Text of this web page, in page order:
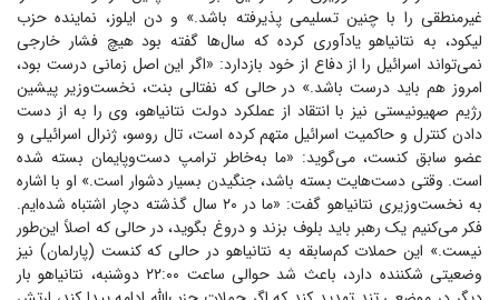
غیرمنطقی را با چنین تسلیمی پذیرفته باشد.» و دن ایلوز، نماینده حزب
لیکود، به نتانیاهو یادآوری کرده که سال‌ها گفته بود هیچ فشار خارجی
نمی‌تواند اسرائیل را از دفاع از خود بازدارد: «اگر این اصل زمانی درست بود،
امروز هم باید درست باشد.» در حالی که نفتالی بنت، نخست‌وزیر پیشین
رژیم صهیونیستی نیز با انتقاد از عملکرد دولت نتانیاهو، وی را به از دست
دادن کنترل و حاکمیت اسرائیل متهم کرده است، تال روسو، ژنرال اسرائیلی و
عضو سابق کنست، می‌گوید: «ما به‌خاطر ترامپ دست‌وپایمان بسته شده
است. وقتی دست‌هایت بسته باشد، جنگیدن بسیار دشوار است.» او با اشاره
به نخست‌وزیری نتانیاهو گفت: «ما در ۲۰ سال گذشته دچار اشتباه شده‌ایم.
فکر می‌کنیم یک رهبر باید بلوف بزند و دروغ بگوید، در حالی که اصلاً این‌طور
نیست.» این حملات کم‌سابقه به نتانیاهو در حالی که کنست (پارلمان) نیز
وضعیتی شکننده دارد، باعث شد حوالی ساعت ۲۲:۰۰ دوشنبه، نتانیاهو بار